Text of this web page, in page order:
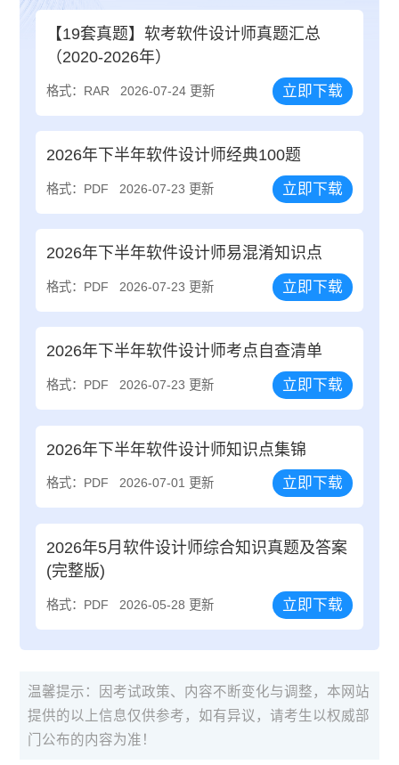
【19套真题】软考软件设计师真题汇总
（2020-2026年）
格式：RAR 2026-07-24 更新 立即下载
2026年下半年软件设计师经典100题
格式：PDF 2026-07-23 更新 立即下载
2026年下半年软件设计师易混淆知识点
格式：PDF 2026-07-23 更新 立即下载
2026年下半年软件设计师考点自查清单
格式：PDF 2026-07-23 更新 立即下载
2026年下半年软件设计师知识点集锦
格式：PDF 2026-07-01 更新 立即下载
2026年5月软件设计师综合知识真题及答案
(完整版)
格式：PDF 2026-05-28 更新 立即下载
温馨提示：因考试政策、内容不断变化与调整，本网站
提供的以上信息仅供参考，如有异议，请考生以权威部
门公布的内容为准！